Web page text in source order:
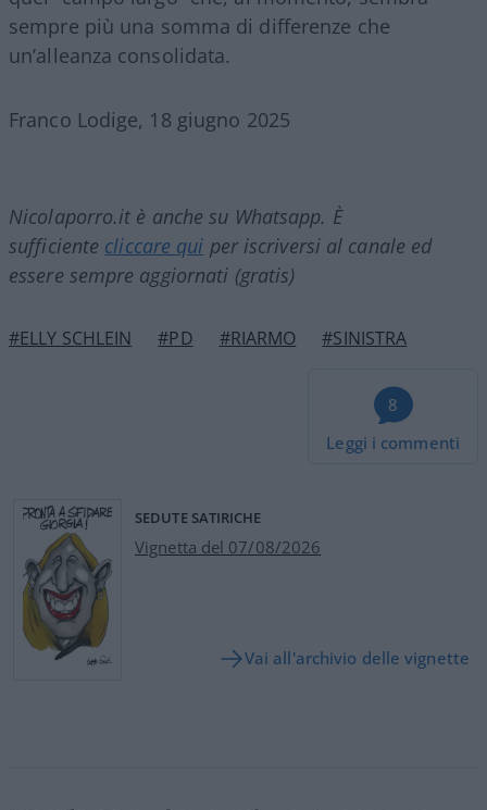
sempre più una somma di differenze che
un’alleanza consolidata.
Franco Lodige, 18 giugno 2025
Nicolaporro.it è anche su Whatsapp. È
sufficiente cliccare qui per iscriversi al canale ed
essere sempre aggiornati (gratis)
#ELLY SCHLEIN #PD #RIARMO #SINISTRA
8
Leggi i commenti
SEDUTE SATIRICHE
Vignetta del 07/08/2026
Vai all'archivio delle vignette